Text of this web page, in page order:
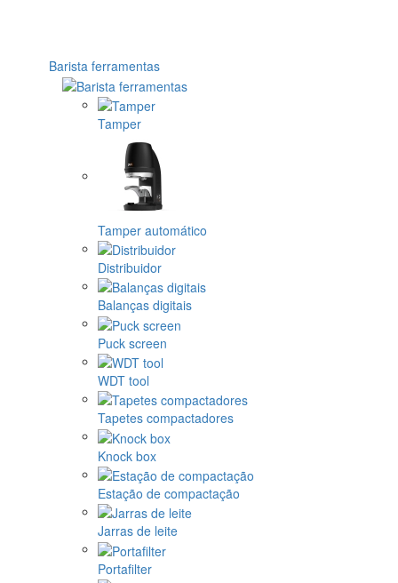
Barista ferramentas
Tamper
Tamper automático
Distribuidor
Balanças digitais
Puck screen
WDT tool
Tapetes compactadores
Knock box
Estação de compactação
Jarras de leite
Portafilter